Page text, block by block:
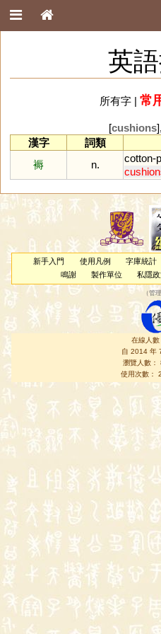
英
所有字| 常
[cushions
漢字
詞類
褥
n.
cotton-
新手入門 使用凡例 字庫統計
鳴謝
製作單位 私隱
（管
在線人
自 2014 年
瀏覽人數：
使用次數：